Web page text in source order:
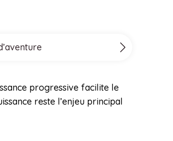
progressive facilite le
reste l’enjeu principal